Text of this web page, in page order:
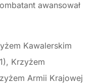
awansował
Kawalerskim
Krzyżem
Armii Krajowej